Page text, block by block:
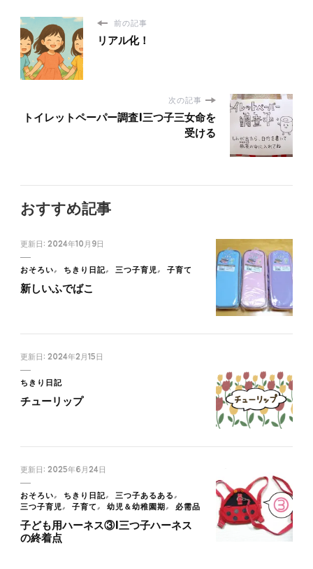
前の記事
リアル化！
次の記事
トイレットペーパー調査|三つ子三女命を
受ける
おすすめ記事
更新日: 2024年10月9日
おそろい ちきり日記 三つ子育児 子育て
新しいふでばこ
更新日: 2024年2月15日
ちきり日記
チューリップ
更新日: 2025年6月24日
おそろい ちきり日記
三つ子あるある
三つ子育児
子育て 幼児＆幼稚園期 必需品
子ども用ハーネス③|三つ子ハーネス
の終着点